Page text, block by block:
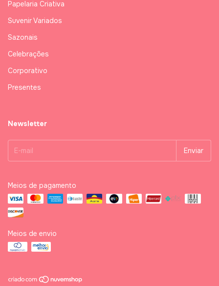
Papelaria Criativa
Suvenir Variados
Sazonais
Celebrações
Corporativo
Presentes
Newsletter
Meios de pagamento
Meios de envio